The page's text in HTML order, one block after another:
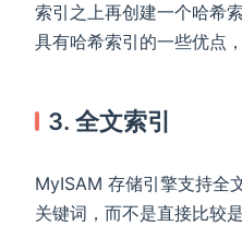
索引之上再创建一个哈希
具有哈希索引的一些优点
3. 全文索引
MyISAM 存储引擎支持全
关键词，而不是直接比较是